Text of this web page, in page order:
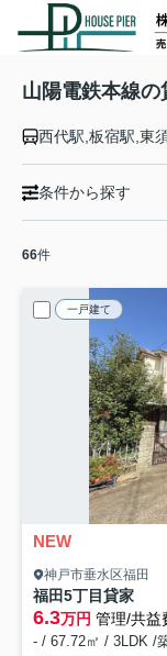
山陽電鉄本線の
条件から探す
66件
一戸建て
NEW
神戸市垂水区福田
福田5丁目貸家
6.3万円 管理/共益
- / 67.72㎡ / 3LDK /